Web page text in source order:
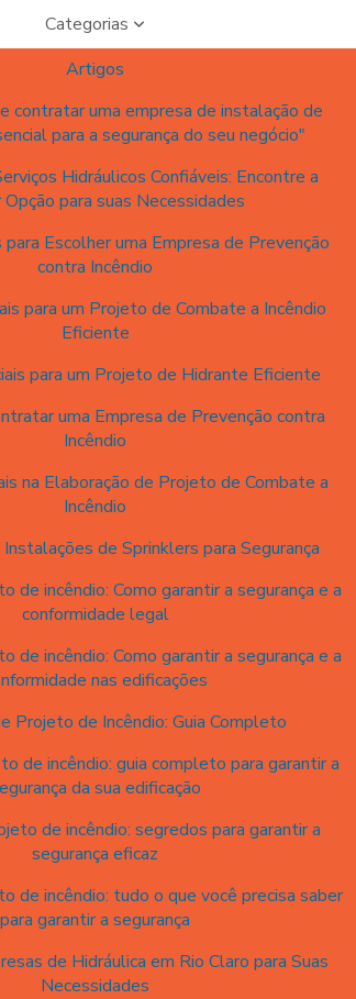
Categorias
Artigos
contratar uma empresa de instalação de
para a segurança do seu negócio"
Hidráulicos Confiáveis: Encontre a
para suas Necessidades
Escolher uma Empresa de Prevenção
contra Incêndio
para um Projeto de Combate a Incêndio
Eficiente
para um Projeto de Hidrante Eficiente
uma Empresa de Prevenção contra
Incêndio
na Elaboração de Projeto de Combate a
Incêndio
de Sprinklers para Segurança
de incêndio: Como garantir a segurança e a
conformidade legal
de incêndio: Como garantir a segurança e a
nas edificações
Projeto de Incêndio: Guia Completo
de incêndio: guia completo para garantir a
da sua edificação
de incêndio: segredos para garantir a
segurança eficaz
de incêndio: tudo o que você precisa saber
para garantir a segurança
de Hidráulica em Rio Claro para Suas
Necessidades